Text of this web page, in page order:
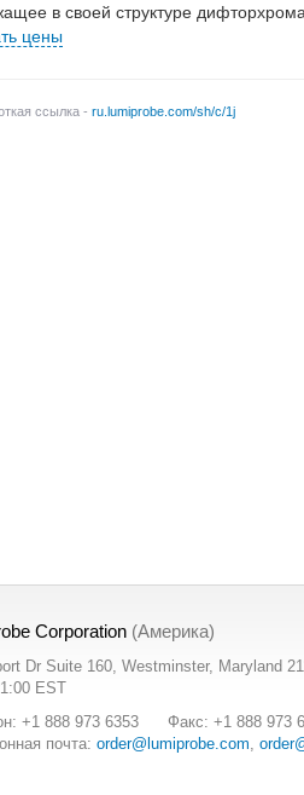
в своей структуре
цены
ссылка - ru.lumiprobe.com/sh/c/1j
Corporation (Америка)
Dr Suite 160, Westminster, Maryland
EST
+1 888 973 6353
Факс: +1 888 973
почта: order@lumiprobe.com